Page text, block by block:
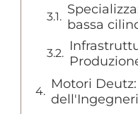
bassa
Motori